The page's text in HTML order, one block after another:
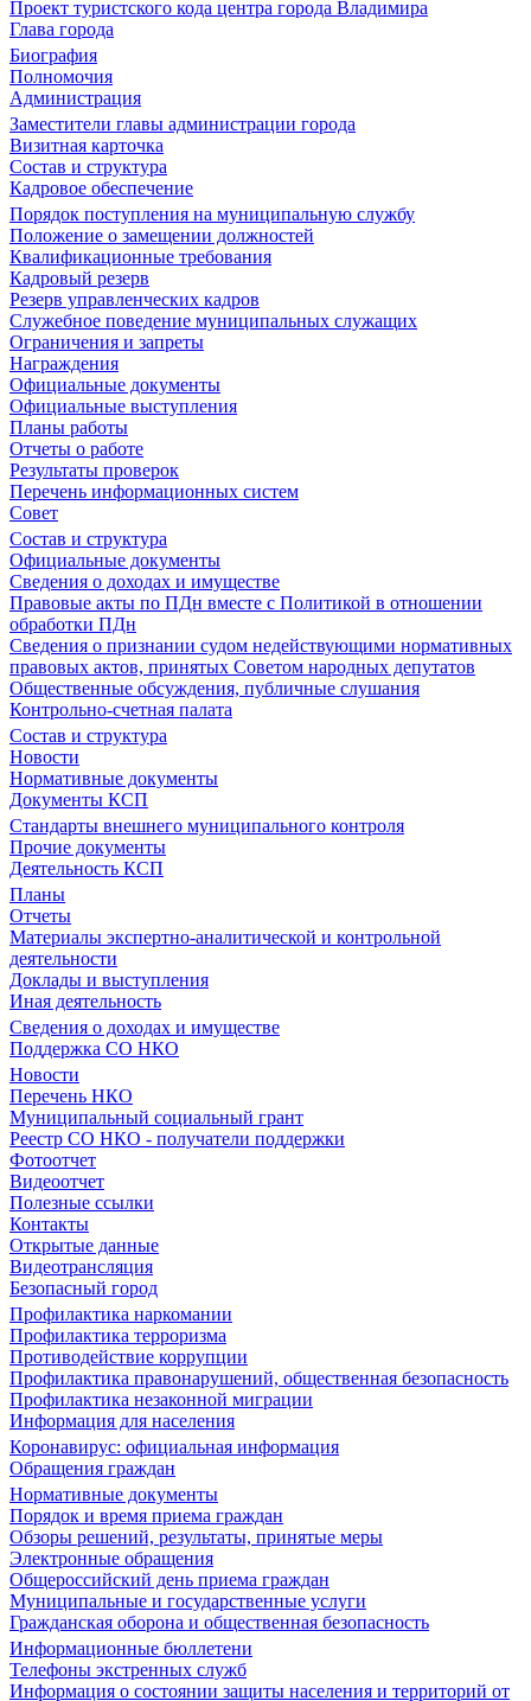
Проект туристского кода центра города Владимира
Глава города
Биография
Полномочия
Администрация
Заместители главы администрации города
Визитная карточка
Состав и структура
Кадровое обеспечение
Порядок поступления на муниципальную службу
Положение о замещении должностей
Квалификационные требования
Кадровый резерв
Резерв управленческих кадров
Служебное поведение муниципальных служащих
Ограничения и запреты
Награждения
Официальные документы
Официальные выступления
Планы работы
Отчеты о работе
Результаты проверок
Перечень информационных систем
Совет
Состав и структура
Официальные документы
Сведения о доходах и имуществе
Правовые акты по ПДн вместе с Политикой в отношении
обработки ПДн
Сведения о признании судом недействующими нормативных
правовых актов, принятых Советом народных депутатов
Общественные обсуждения, публичные слушания
Контрольно-счетная палата
Состав и структура
Новости
Нормативные документы
Документы КСП
Стандарты внешнего муниципального контроля
Прочие документы
Деятельность КСП
Планы
Отчеты
Материалы экспертно-аналитической и контрольной
деятельности
Доклады и выступления
Иная деятельность
Сведения о доходах и имуществе
Поддержка СО НКО
Новости
Перечень НКО
Муниципальный социальный грант
Реестр СО НКО - получатели поддержки
Фотоотчет
Видеоотчет
Полезные ссылки
Контакты
Открытые данные
Видеотрансляция
Безопасный город
Профилактика наркомании
Профилактика терроризма
Противодействие коррупции
Профилактика правонарушений, общественная безопасность
Профилактика незаконной миграции
Информация для населения
Коронавирус: официальная информация
Обращения граждан
Нормативные документы
Порядок и время приема граждан
Обзоры решений, результаты, принятые меры
Электронные обращения
Общероссийский день приема граждан
Муниципальные и государственные услуги
Гражданская оборона и общественная безопасность
Информационные бюллетени
Телефоны экстренных служб
Информация о состоянии защиты населения и территорий от